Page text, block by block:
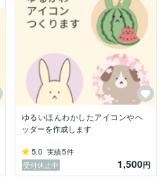
ゆるいほんわかしたアイコンやヘ
ッダーを作成します
5.0 実績5件
受付休止中
1,500円